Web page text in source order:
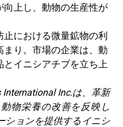
上し、動物の生産性が
における微量鉱物の利
まり。市場の企業は、動
イニシアチブを立ち上
Inc.は、革新
物栄養の改善を反映し
ションを提供するイニシ